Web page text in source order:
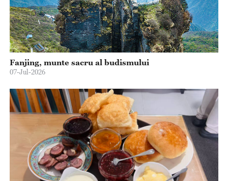
Fanjing, munte sacru al budismului
07-Jul-2026